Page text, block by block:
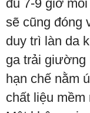
đủ 7-9 giờ
sẽ cũng đóng
duy trì làn da
ga trải giường
hạn chế nằm
chất liệu mềm